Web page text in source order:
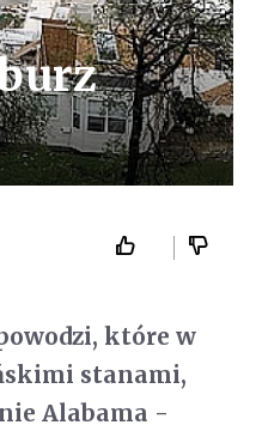
które w
stanami,
Alabama -